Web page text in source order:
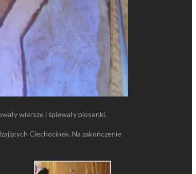
wiersze i śpiewały piosenki.
Ciechocinek. Na zakończenie